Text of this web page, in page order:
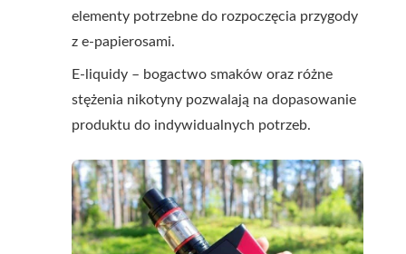
elementy potrzebne do rozpoczęcia przygody
z e-papierosami.
E-liquidy – bogactwo smaków oraz różne
stężenia nikotyny pozwalają na dopasowanie
produktu do indywidualnych potrzeb.